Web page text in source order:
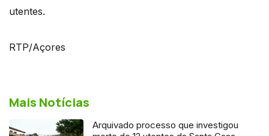
utentes.
RTP/Açores
Mais Notícias
Arquivado processo que investigou